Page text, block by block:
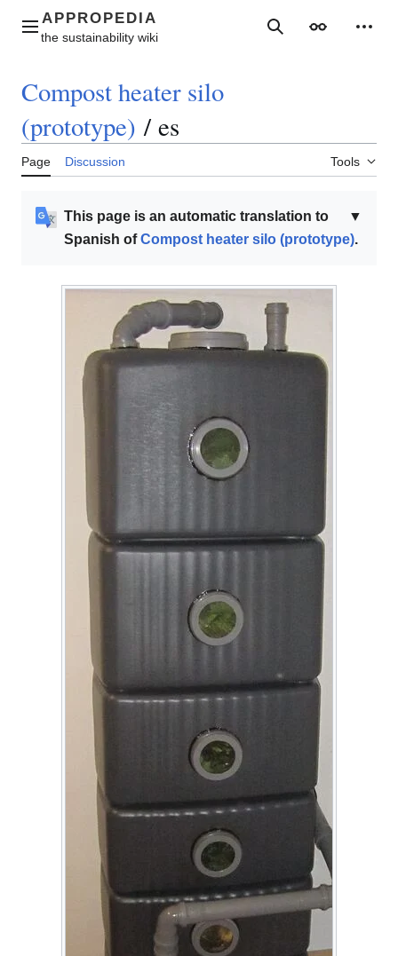
contentMain menu SearchAppearance
Compost heater silo
(prototype) / es
Page Discussion Tools
▼
This page is an automatic translation to
Spanish ofCompost heater silo (prototype).